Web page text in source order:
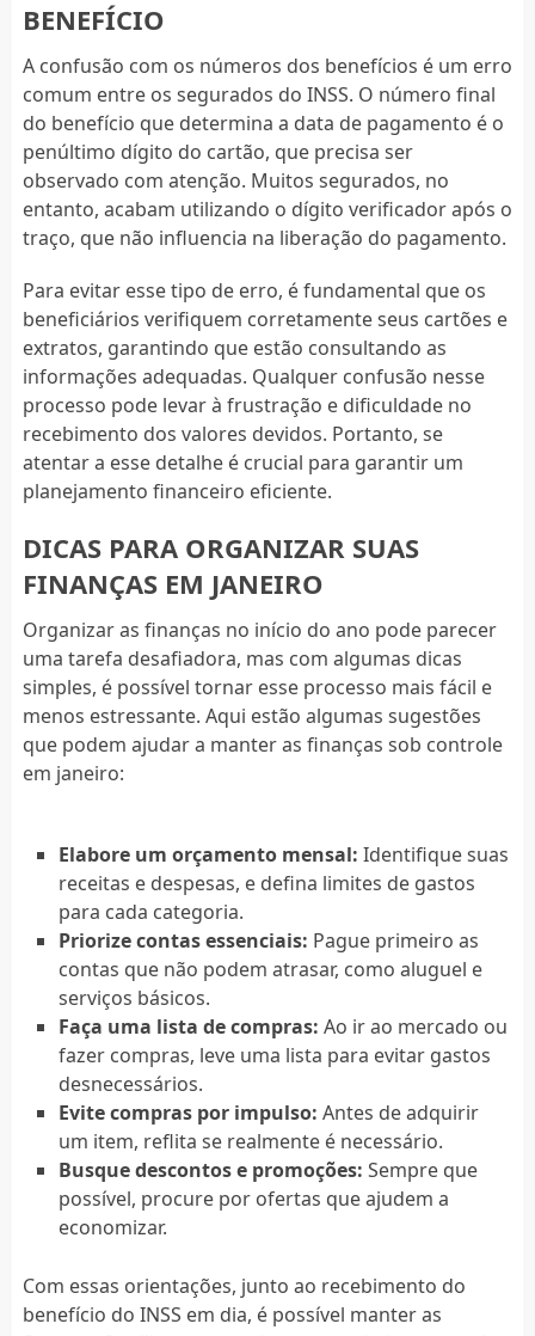
BENEFÍCIO
A confusão com os números dos benefícios é um erro
comum entre os segurados do INSS. O número final
do benefício que determina a data de pagamento é o
penúltimo dígito do cartão, que precisa ser
observado com atenção. Muitos segurados, no
entanto, acabam utilizando o dígito verificador após o
traço, que não influencia na liberação do pagamento.
Para evitar esse tipo de erro, é fundamental que os
beneficiários verifiquem corretamente seus cartões e
extratos, garantindo que estão consultando as
informações adequadas. Qualquer confusão nesse
processo pode levar à frustração e dificuldade no
recebimento dos valores devidos. Portanto, se
atentar a esse detalhe é crucial para garantir um
planejamento financeiro eficiente.
DICAS PARA ORGANIZAR SUAS
FINANÇAS EM JANEIRO
Organizar as finanças no início do ano pode parecer
uma tarefa desafiadora, mas com algumas dicas
simples, é possível tornar esse processo mais fácil e
menos estressante. Aqui estão algumas sugestões
que podem ajudar a manter as finanças sob controle
em janeiro:
Elabore um orçamento mensal: Identifique suas
receitas e despesas, e defina limites de gastos
para cada categoria.
Priorize contas essenciais: Pague primeiro as
contas que não podem atrasar, como aluguel e
serviços básicos.
Faça uma lista de compras: Ao ir ao mercado ou
fazer compras, leve uma lista para evitar gastos
desnecessários.
Evite compras por impulso: Antes de adquirir
um item, reflita se realmente é necessário.
Busque descontos e promoções: Sempre que
possível, procure por ofertas que ajudem a
economizar.
Com essas orientações, junto ao recebimento do
benefício do INSS em dia, é possível manter as